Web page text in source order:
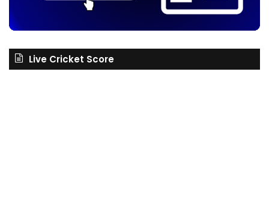
Live Cricket Score